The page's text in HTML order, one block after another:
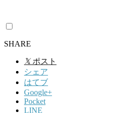
SHARE
𝕏 ポスト
シェア
はてブ
Google+
Pocket
LINE